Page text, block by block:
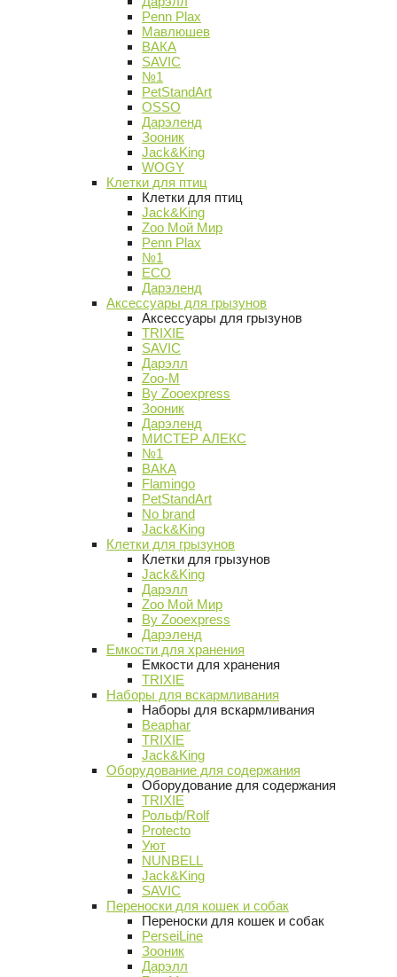
Penn Plax
Мавлюшев
ВАКА
SAVIC
№1
PetStandArt
OSSO
Дарэленд
Зооник
Jack&King
WOGY
Клетки для птиц
Клетки для птиц
Jack&King
Zoo Мой Мир
Penn Plax
№1
ECO
Дарэленд
Аксессуары для грызунов
Аксессуары для грызунов
TRIXIE
SAVIC
Дарэлл
Zoo-M
By Zooexpress
Зооник
Дарэленд
МИСТЕР АЛЕКС
№1
ВАКА
Flamingo
PetStandArt
No brand
Jack&King
Клетки для грызунов
Клетки для грызунов
Jack&King
Дарэлл
Zoo Мой Мир
By Zooexpress
Дарэленд
Емкости для хранения
Емкости для хранения
TRIXIE
Наборы для вскармливания
Наборы для вскармливания
Beaphar
TRIXIE
Jack&King
Оборудование для содержания
Оборудование для содержания
TRIXIE
Рольф/Rolf
Protecto
Уют
NUNBELL
Jack&King
SAVIC
Переноски для кошек и собак
Переноски для кошек и собак
PerseiLine
Зооник
Дарэлл